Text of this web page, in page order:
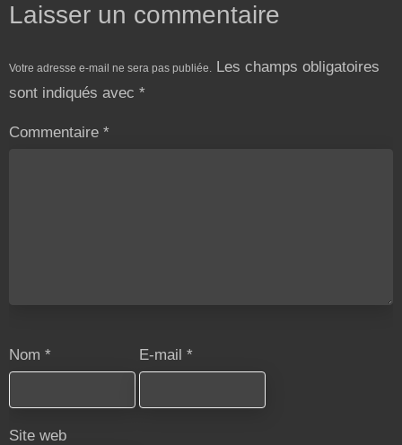
Laisser un commentaire
Votre adresse e-mail ne sera pas publiée. Les champs obligatoires
sont indiqués avec *
Commentaire *
Nom * E-mail *
Site web